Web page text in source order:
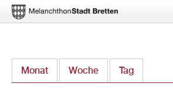
zum
Monat Woche Tag